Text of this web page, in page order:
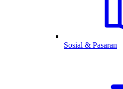
Sosial & Pasaran